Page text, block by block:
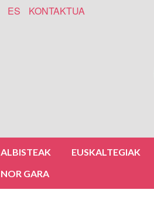
ES KONTAKTUA
ALBISTEAK EUSKALTEGIAK
NOR GARA